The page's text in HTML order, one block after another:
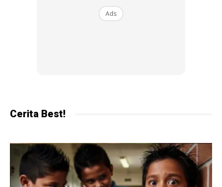
Kisah HANTU LILIN ini menjadi tajuk utama akhbar dan
memberi impak yang besar terhadap masyarakat
SHOPEE MY SHOPEE MY
Ads
Cerita Best!